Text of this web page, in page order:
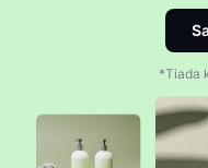
*Tiada